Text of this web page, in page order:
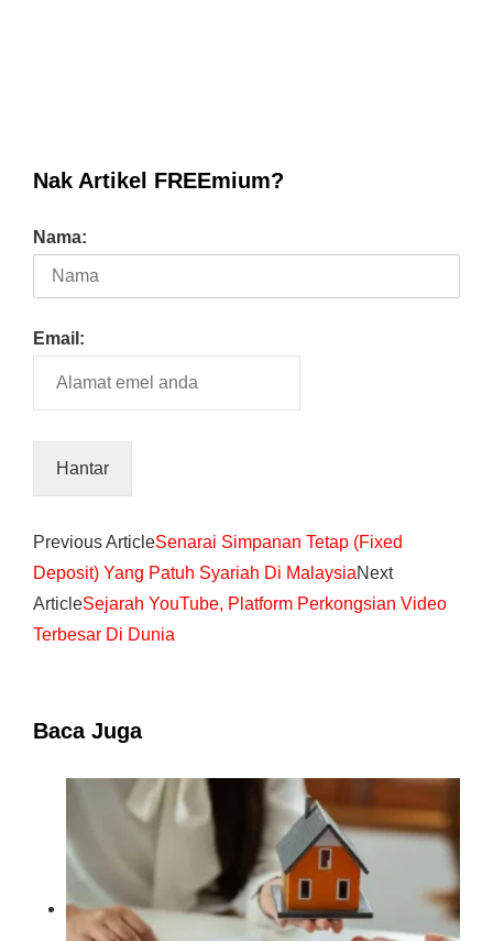
Nak Artikel FREEmium?
Nama:
Email:
Previous ArticleSenarai Simpanan Tetap (Fixed
Deposit) Yang Patuh Syariah Di MalaysiaNext
ArticleSejarah YouTube, Platform Perkongsian Video
Terbesar Di Dunia
Baca Juga